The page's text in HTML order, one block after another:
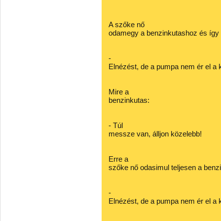
A szőke nő
odamegy a benzinkutashoz és így
-
Elnézést, de a pumpa nem ér el a
Mire a
benzinkutas:
- Túl
messze van, álljon közelebb!
Erre a
szőke nő odasimul teljesen a
-
Elnézést, de a pumpa nem ér el a